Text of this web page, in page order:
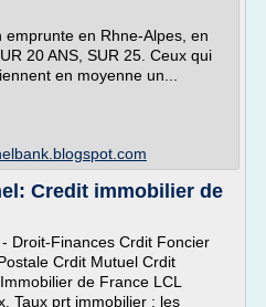
en Rhne-Alpes, en
20 ANS, SUR 25. Ceux qui
en moyenne un...
Credit immobilier de
Droit-Finances Crdit Foncier
Crdit Mutuel Crdit
de France LCL
Taux prt immobilier : les